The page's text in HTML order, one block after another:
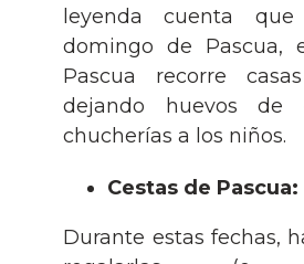
leyenda cuenta
domingo de Pascua,
Pascua recorre
dejando huevos de
chucherías a los niños.
Cestas de Pascua:
Durante estas fechas,